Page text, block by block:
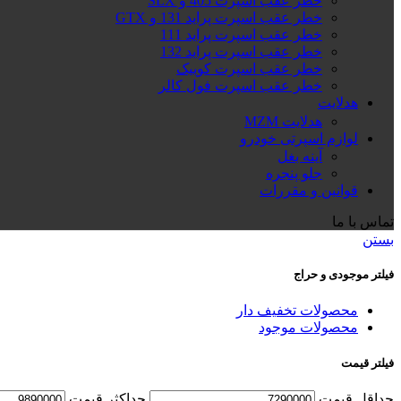
خطر عقب اسپرت پراید 131 و GTX
خطر عقب اسپرت پراید 111
خطر عقب اسپرت پراید 132
خطر عقب اسپرت کوییک
خطر عقب اسپرت فول کالر
هدلایت
هدلایت MZM
لوازم اسپرتی خودرو
آینه بغل
جلو پنجره
قوانین و مقررات
تماس با ما
بستن
فیلتر موجودی و حراج
محصولات تخفیف دار
محصولات موجود
فیلتر قیمت